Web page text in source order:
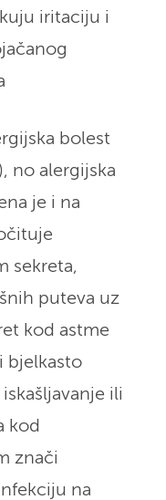
iritaciju i
bolest
no alergijska
je i na
sekreta,
puteva uz
kod astme
bjelkasto
ili
kod
znači
na